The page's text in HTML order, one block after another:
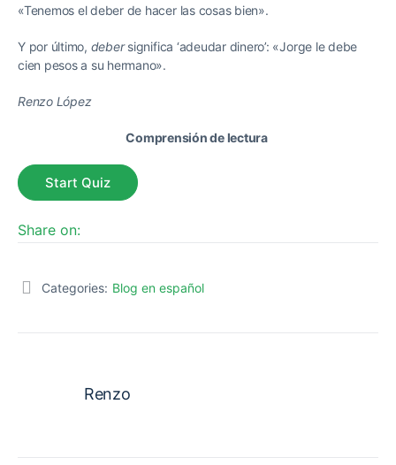
«Tenemos el deber de hacer las cosas bien».
Y por último, debersignifica ‘adeudar dinero’: «Jorge le debe
cien pesos a su hermano».
Renzo López
Comprensión de lectura
Share on:
Categories: Blog en español
Renzo